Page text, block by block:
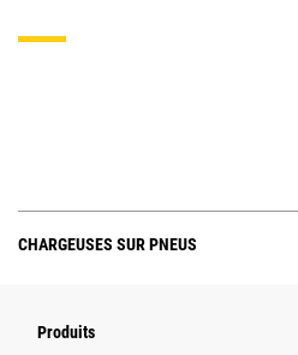
CHARGEUSES SUR PNEUS
Produits